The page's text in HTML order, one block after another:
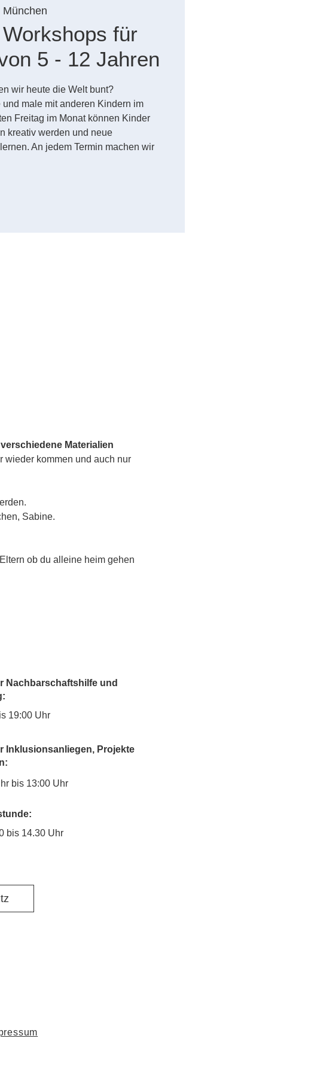
München
für
5 - 12 Jahren
wir heute die Welt bunt?
und male mit anderen Kindern im
Freitag im Monat können Kinder
kreativ werden und neue
An jedem Termin machen wir
Materialien
wieder kommen und auch nur
Sabine.
ob du alleine heim gehen
Nachbarschaftshilfe und
19:00 Uhr
Inklusionsanliegen, Projekte
bis 13:00 Uhr
bis 14.30 Uhr